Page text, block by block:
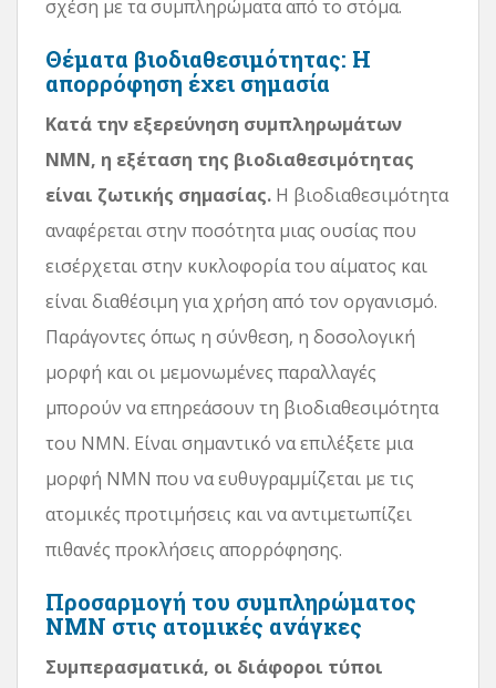
σχέση με τα συμπληρώματα από το στόμα.
Θέματα βιοδιαθεσιμότητας: Η
απορρόφηση έχει σημασία
Κατά την εξερεύνηση συμπληρωμάτων
NMN, η εξέταση της βιοδιαθεσιμότητας
είναι ζωτικής σημασίας. Η βιοδιαθεσιμότητα
αναφέρεται στην ποσότητα μιας ουσίας που
εισέρχεται στην κυκλοφορία του αίματος και
είναι διαθέσιμη για χρήση από τον οργανισμό.
Παράγοντες όπως η σύνθεση, η δοσολογική
μορφή και οι μεμονωμένες παραλλαγές
μπορούν να επηρεάσουν τη βιοδιαθεσιμότητα
του NMN. Είναι σημαντικό να επιλέξετε μια
μορφή NMN που να ευθυγραμμίζεται με τις
ατομικές προτιμήσεις και να αντιμετωπίζει
πιθανές προκλήσεις απορρόφησης.
Προσαρμογή του συμπληρώματος
NMN στις ατομικές ανάγκες
Συμπερασματικά, οι διάφοροι τύποι